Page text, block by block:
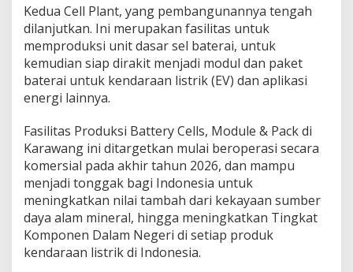
Kedua Cell Plant, yang pembangunannya tengah
dilanjutkan. Ini merupakan fasilitas untuk
memproduksi unit dasar sel baterai, untuk
kemudian siap dirakit menjadi modul dan paket
baterai untuk kendaraan listrik (EV) dan aplikasi
energi lainnya.
Fasilitas Produksi Battery Cells, Module & Pack di
Karawang ini ditargetkan mulai beroperasi secara
komersial pada akhir tahun 2026, dan mampu
menjadi tonggak bagi Indonesia untuk
meningkatkan nilai tambah dari kekayaan sumber
daya alam mineral, hingga meningkatkan Tingkat
Komponen Dalam Negeri di setiap produk
kendaraan listrik di Indonesia.